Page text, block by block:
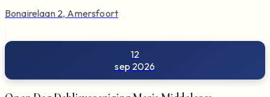
Bonairelaan 2, Amersfoort
12
sep 2026